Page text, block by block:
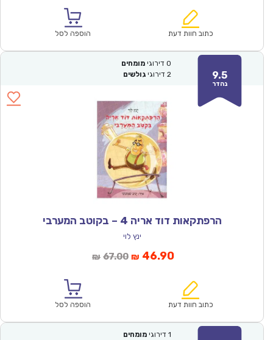
₪64.00.
הוא:
כתוב חוות דעת הוספה לסל
9.5
נהדר
0 דירוגי מומחים
2 דירוגי גולשים
הרפתקאות דוד אריה 4 – בקוטב המערבי
ינץ לוי
₪ 67.00המחיר
₪67.00.
₪ 46.90המחיר
הוא:
כתוב חוות דעת הוספה לסל
1 דירוגי מומחים